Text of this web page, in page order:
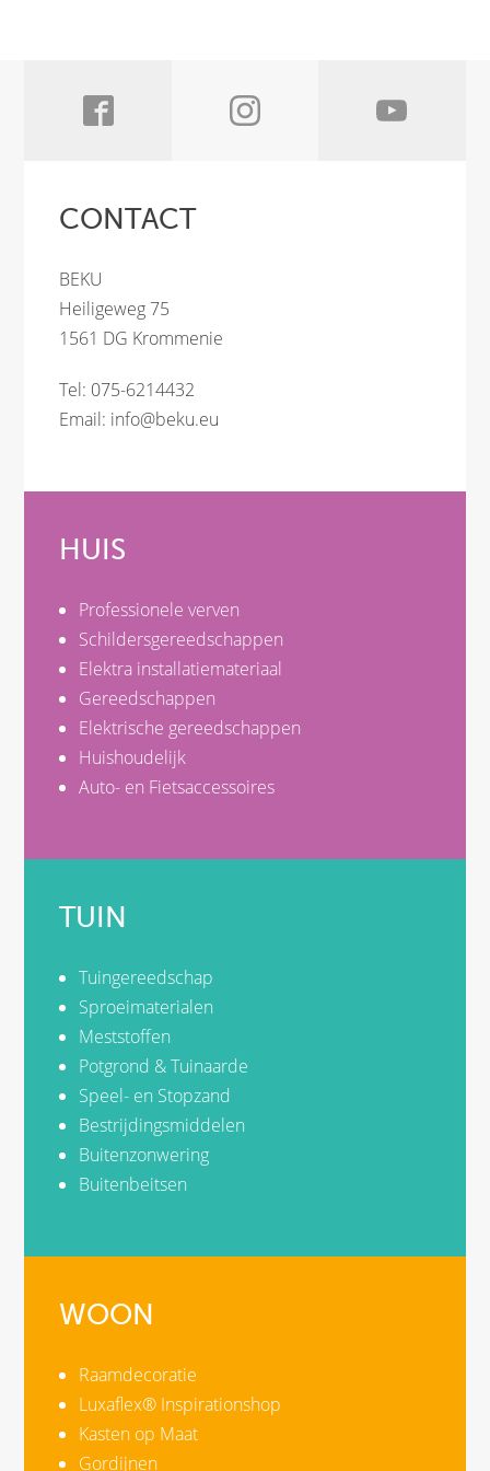
CONTACT
BEKU
Heiligeweg 75
1561 DG Krommenie
Tel: 075-6214432
Email: info@beku.eu
HUIS
Professionele verven
Schildersgereedschappen
Elektra installatiemateriaal
Gereedschappen
Elektrische gereedschappen
Huishoudelijk
Auto- en Fietsaccessoires
TUIN
Tuingereedschap
Sproeimaterialen
Meststoffen
Potgrond & Tuinaarde
Speel- en Stopzand
Bestrijdingsmiddelen
Buitenzonwering
Buitenbeitsen
WOON
Raamdecoratie
Luxaflex® Inspirationshop
Kasten op Maat
Gordijnen